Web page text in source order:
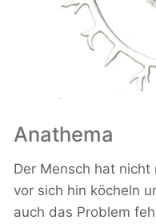
Anathema
Der Mensch hat
vor sich hin köcheln
auch das Problem